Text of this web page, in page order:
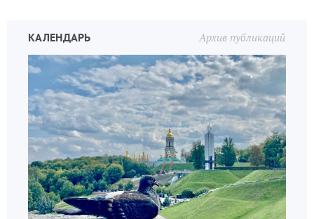
Архив публикаций
КАЛЕНДАРЬ